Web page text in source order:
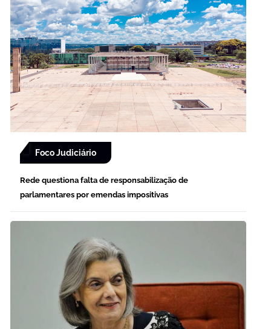
Foco Judiciário
Rede questiona falta de responsabilização de
parlamentares por emendas impositivas